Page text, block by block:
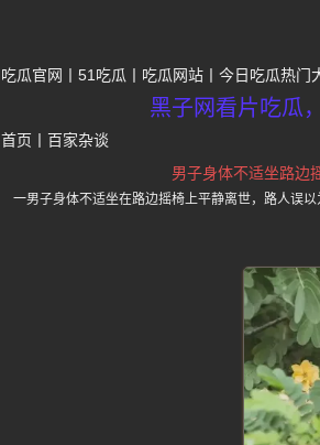
吃瓜官网 51吃瓜 吃瓜网站 今日吃瓜热门
黑子网看片吃瓜
首页 百家杂谈
男子身体不适坐路边
一男子身体不适坐在路边摇椅上平静离世，路人误